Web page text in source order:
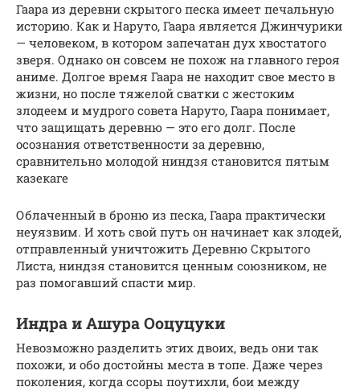
Гаара из деревни скрытого песка имеет печальную
историю. Как и Наруто, Гаара является Джинчурики
— человеком, в котором запечатан дух хвостатого
зверя. Однако он совсем не похож на главного героя
аниме. Долгое время Гаара не находит свое место в
жизни, но после тяжелой сватки с жестоким
злодеем и мудрого совета Наруто, Гаара понимает,
что защищать деревню — это его долг. После
осознания ответственности за деревню,
сравнительно молодой ниндзя становится пятым
казекаге
Облаченный в броню из песка, Гаара практически
неуязвим. И хоть свой путь он начинает как злодей,
отправленный уничтожить Деревню Скрытого
Листа, ниндзя становится ценным союзником, не
раз помогавший спасти мир.
Индра и Ашура Ооцуцуки
Невозможно разделить этих двоих, ведь они так
похожи, и обо достойны места в топе. Даже через
поколения, когда ссоры поутихли, бои между